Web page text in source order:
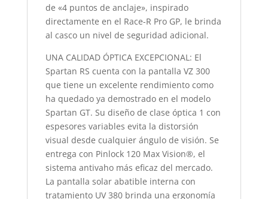
de «4 puntos de anclaje», inspirado
directamente en el Race-R Pro GP, le brinda
al casco un nivel de seguridad adicional.
UNA CALIDAD ÓPTICA EXCEPCIONAL: El
Spartan RS cuenta con la pantalla VZ 300
que tiene un excelente rendimiento como
ha quedado ya demostrado en el modelo
Spartan GT. Su diseño de clase óptica 1 con
espesores variables evita la distorsión
visual desde cualquier ángulo de visión. Se
entrega con Pinlock 120 Max Vision®, el
sistema antivaho más eficaz del mercado.
La pantalla solar abatible interna con
tratamiento UV 380 brinda una ergonomía